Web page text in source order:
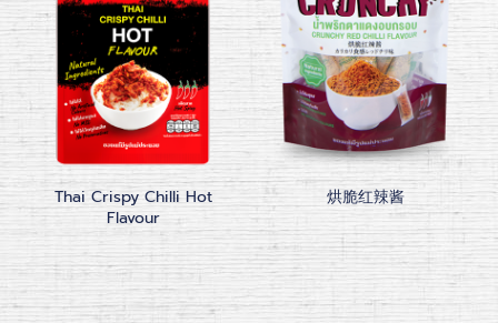
Thai Crispy Chilli Hot
Flavour
烘脆红辣酱